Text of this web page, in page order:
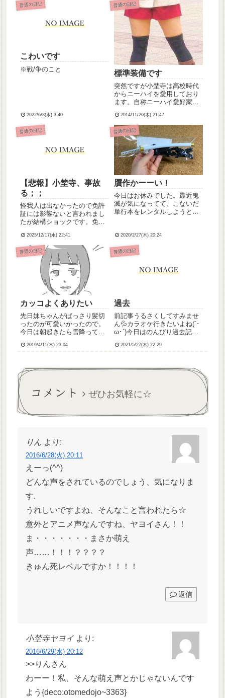
普通の日記
こわいです
※戦/争のこと
2022/6/8(水) 3:40
普通の日記
標準装備です
突然ですが小埜寺は高校時代
からニーハイを愛用しており
ます。自称ニーハイ愛好家で
は標準装備として認識されて
いるレベルです。今日は霜が
降ったんですが、相も変わら
ずニーハイで出勤しました笑
で、帰り際、総師長と事務長
に呼び...
2014/11/20(木) 21:47
普通の日記
【悲報】小埜寺、事故
る；；
怪我人は出なかったので免許
証には影響ないと言われまし
たが結構ショックです。免許
運転してたのですが今日で無
事故ではなくなってしまいま
した。。。自分への戒めのた
めに以下に記録しておきま
2025/12/17(水) 22:41
普通の日記
贋作かーーい！
今日はお休みでした。最近鬼
滅が気になってて、こないだ
単行本をレンタルしようと思
全て帯出中)で人気さすがだな
ーと思いながらとりあえず1巻
だけ借りて、今日返却日だっ
2020/2/27(木) 20:24
普通の日記
カッコよくありたい
先日妹ちゃんがばっさり髪切
ったのが可愛いかったので。
今日は朝起きたら雪降って積
差し掛かるのに(´・ω・`)こな
な。*きいてきいて！今日ね、
1日から入職した新卒の...
2019/4/11(木) 23:04
普通の日記
過去
前記事うるさくしてすみませ
ん💦カラオケ行きたいよね(´･
ω･`)今日はのんびり過去記事
わたしほんと精神科勤務時代
番準夜準夜の7連勤とかこなし
2021/5/27(木) 22:29
コメント ぜひお気軽に☆
りん より:
2016/6/28(火) 20:11
えーっ(^^)
どんな声をされているのでしょう、気になりま
す.
うれしいですよね、そんなこと言われたら☆
意外とアニメ声なんですね、ヤヨイさん！！
ま・・・・・・・まさか萌え
声……！！！？？？？
きゅん死レベルですか！！！！
返信
小埜寺ヤヨイ より:
2016/6/29(水) 20:12
>>りんさん
わーー！私、そんな萌え声とかじゃないんです
よう{deco:otomedojo~3363}